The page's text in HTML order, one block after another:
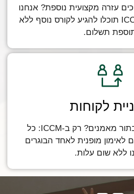
עזרה מקצועית נוספת? אנחנו
אתכם. במכללת ICCM תוכלו להגיע לקורס נוסף ללא
תשלום.
לקוחות
מתכננים לעבוד בתור מאמנים? רק ב-ICCM: כל
לאימון מופנית לאחד הבוגרים
ללא שום עלות.